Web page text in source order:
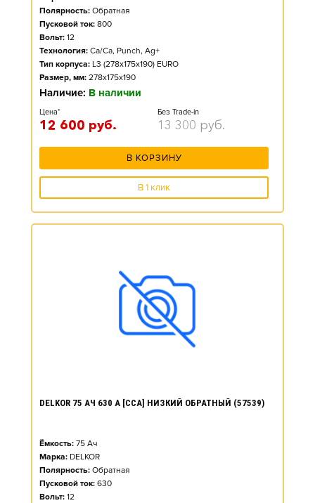
Полярность: Обратная
Пусковой ток: 800
Вольт: 12
Технология: Ca/Ca, Punch, Ag+
Тип корпуса: L3 (278x175x190) EURO
Размер, мм: 278x175x190
Наличие: В наличии
Цена*
12 600 руб.
Без Trade-in
13 300 руб.
В КОРЗИНУ
В 1 клик
DELKOR 75 АЧ 630 А [CCA] НИЗКИЙ ОБРАТНЫЙ (57539)
Ёмкость: 75 Ач
Марка: DELKOR
Полярность: Обратная
Пусковой ток: 630
Вольт: 12